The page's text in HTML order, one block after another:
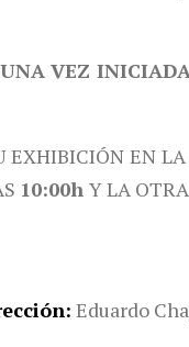
UNA VEZ
EN
10:00h Y LA
Eduardo